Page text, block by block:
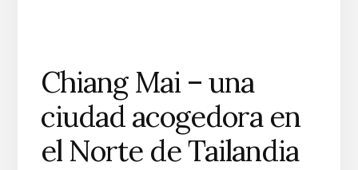
Chiang Mai – una
ciudad acogedora en
el Norte de Tailandia